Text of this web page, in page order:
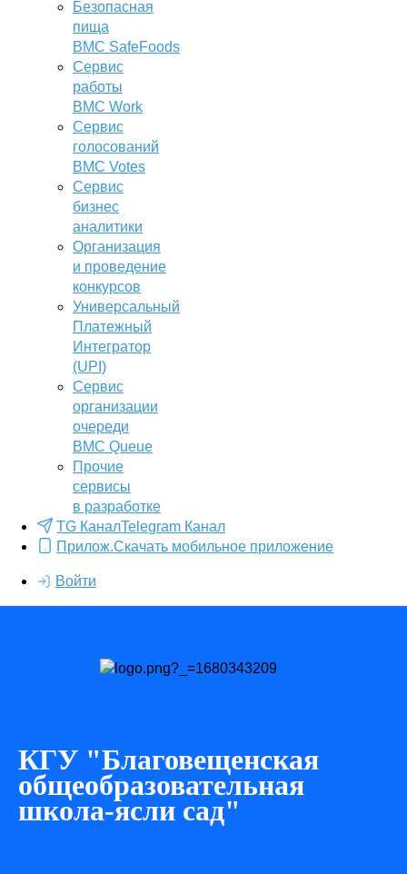
Безопасная
пища
BMC SafeFoods
Сервис
работы
BMC Work
Сервис
голосований
BMC Votes
Сервис
бизнес
аналитики
Организация
и проведение
конкурсов
Универсальный
Платежный
Интегратор
(UPI)
Сервис
организации
очереди
BMC Queue
Прочие
сервисы
в разработке
TG КаналTelegram Канал
Прилож.Скачать мобильное приложение
Войти
КГУ "Благовещенская
общеобразовательная
школа-ясли сад"